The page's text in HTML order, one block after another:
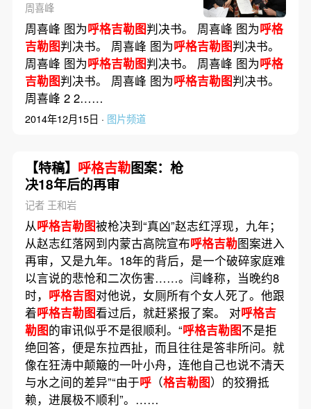
周喜峰
周喜峰 图为呼格吉勒图判决书。 周喜峰 图为呼格
吉勒图判决书。 周喜峰 图为呼格吉勒图判决书。
周喜峰 图为呼格吉勒图判决书。 周喜峰 图为呼格
吉勒图判决书。 周喜峰 图为呼格吉勒图判决书。
周喜峰 2 2……
2014年12月15日 · 图片频道
【特稿】 呼格吉勒图案：枪
决18年后的再审
记者 王和岩
从呼格吉勒图被枪决到“真凶”赵志红浮现，九年；
从赵志红落网到内蒙古高院宣布呼格吉勒图案进入
再审，又是九年。18年的背后，是一个破碎家庭难
以言说的悲怆和二次伤害……。闫峰称，当晚约8
时， 呼格吉图对他说，女厕所有个女人死了。他跟
着呼格吉勒图看过后，就赶紧报了案。 对呼格吉
勒图的审讯似乎不是很顺利。“呼格吉勒图不是拒
绝回答，便是东拉西扯，而且往往是答非所问。就
像在狂涛中颠簸的一叶小舟，连他自己也说不清天
与水之间的差异”“由于呼（格吉勒图）的狡猾抵
赖，进展极不顺利”。……